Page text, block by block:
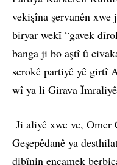
vekişîna şervanên
biryar wekî “gavek
banga ji bo aştî û
serokê partiyê yê girtî
wî ya li Girava
Ji aliyê xwe ve, Omer
Geşepêdanê ya
dibînin encamek